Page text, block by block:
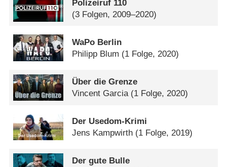
Polizeiruf 110
(3 Folgen, 2009–2020)
WaPo Berlin
Philipp Blum (1 Folge, 2020)
Über die Grenze
Vincent Garcia (1 Folge, 2020)
Der Usedom-Krimi
Jens Kampwirth (1 Folge, 2019)
Der gute Bulle